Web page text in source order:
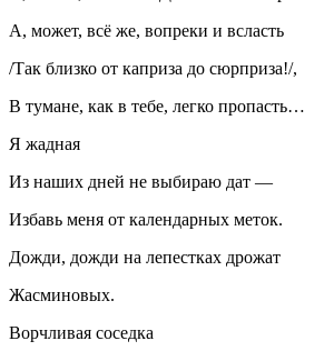
А, может, всё же, вопреки и всласть
/Так близко от каприза до сюрприза!/,
В тумане, как в тебе, легко пропасть…
Я жадная
Из наших дней не выбираю дат —
Избавь меня от календарных меток.
Дожди, дожди на лепестках дрожат
Жасминовых.
Ворчливая соседка